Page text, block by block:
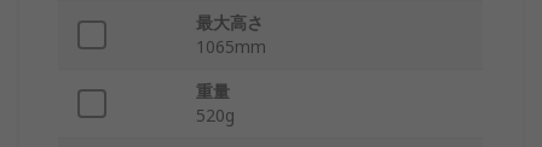
最大高さ
1065mm
重量
520g